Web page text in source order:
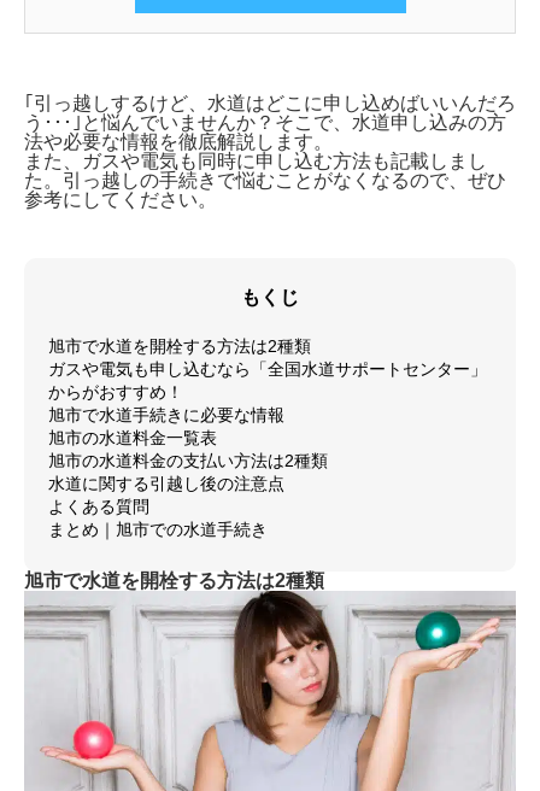
｢引っ越しするけど、水道はどこに申し込めばいいんだろ
う･･･｣と悩んでいませんか？そこで、 水道申し込みの方
法や必要な情報を徹底解説します。
また、ガスや電気も同時に申し込む方法も記載しまし
た。引っ越しの手続きで悩むことがなくなるので、ぜひ
参考にしてください。
もくじ
旭市で水道を開栓する方法は2種類
ガスや電気も申し込むなら「全国水道サポートセンター」
からがおすすめ！
旭市で水道手続きに必要な情報
旭市の水道料金一覧表
旭市の水道料金の支払い方法は2種類
水道に関する引越し後の注意点
よくある質問
まとめ｜旭市での水道手続き
旭市で水道を開栓する方法は2種類